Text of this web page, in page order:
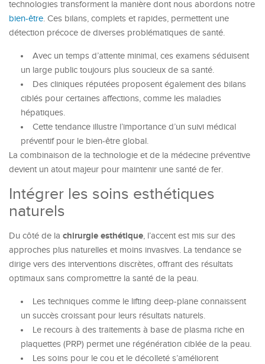
technologies transforment la manière dont nous abordons notre
bien-être. Ces bilans, complets et rapides, permettent une
détection précoce de diverses problématiques de santé.
Avec un temps d’attente minimal, ces examens séduisent
un large public toujours plus soucieux de sa santé.
Des cliniques réputées proposent également des bilans
ciblés pour certaines affections, comme les maladies
hépatiques.
Cette tendance illustre l’importance d’un suivi médical
préventif pour le bien-être global.
La combinaison de la technologie et de la médecine préventive
devient un atout majeur pour maintenir une santé de fer.
Intégrer les soins esthétiques
naturels
Du côté de la chirurgie esthétique, l’accent est mis sur des
approches plus naturelles et moins invasives. La tendance se
dirige vers des interventions discrètes, offrant des résultats
optimaux sans compromettre la santé de la peau.
Les techniques comme le lifting deep-plane connaissent
un succès croissant pour leurs résultats naturels.
Le recours à des traitements à base de plasma riche en
plaquettes (PRP) permet une régénération ciblée de la peau.
Les soins pour le cou et le décolleté s’améliorent